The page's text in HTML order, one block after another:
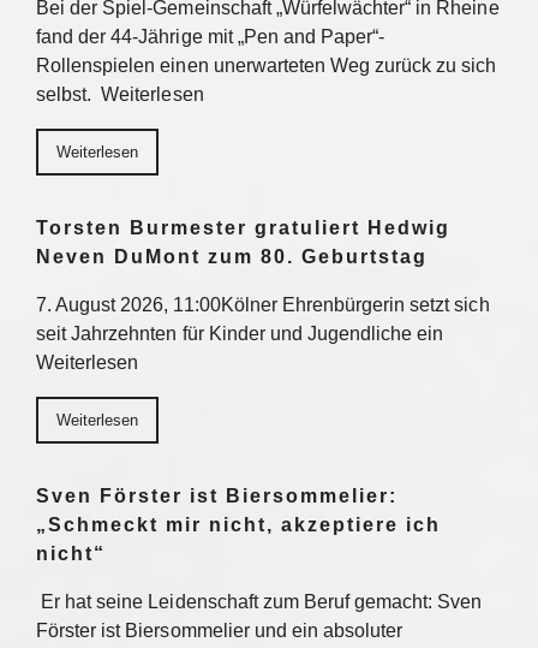
Bei der Spiel-Gemeinschaft „Würfelwächter“ in Rheine
fand der 44-Jährige mit „Pen and Paper“-
Rollenspielen einen unerwarteten Weg zurück zu sich
selbst. Weiterlesen
Weiterlesen
Torsten Burmester gratuliert Hedwig
Neven DuMont zum 80. Geburtstag
7. August 2026, 11:00Kölner Ehrenbürgerin setzt sich
seit Jahrzehnten für Kinder und Jugendliche ein
Weiterlesen
Weiterlesen
Sven Förster ist Biersommelier:
„Schmeckt mir nicht, akzeptiere ich
nicht“
Er hat seine Leidenschaft zum Beruf gemacht: Sven
Förster ist Biersommelier und ein absoluter